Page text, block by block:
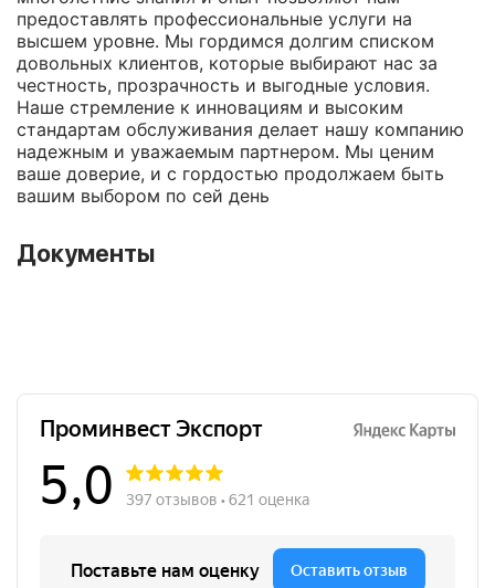
предоставлять профессиональные услуги на
высшем уровне. Мы гордимся долгим списком
довольных клиентов, которые выбирают нас за
честность, прозрачность и выгодные условия.
Наше стремление к инновациям и высоким
стандартам обслуживания делает нашу компанию
надежным и уважаемым партнером. Мы ценим
ваше доверие, и с гордостью продолжаем быть
вашим выбором по сей день
Документы